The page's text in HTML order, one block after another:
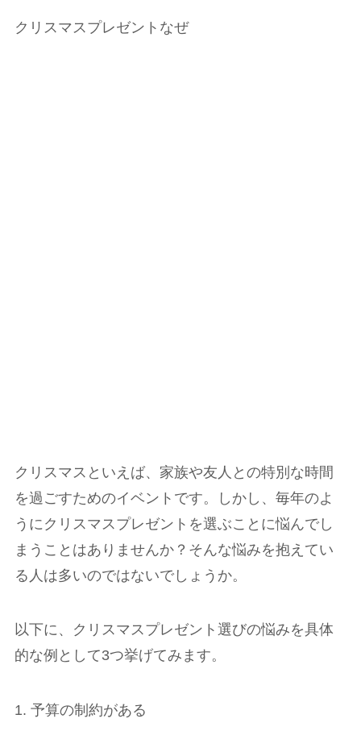
クリスマスプレゼントなぜ
クリスマスといえば、家族や友人との特別な時間
を過ごすためのイベントです。しかし、毎年のよ
うにクリスマスプレゼントを選ぶことに悩んでし
まうことはありませんか？そんな悩みを抱えてい
る人は多いのではないでしょうか。
以下に、クリスマスプレゼント選びの悩みを具体
的な例として3つ挙げてみます。
1. 予算の制約がある